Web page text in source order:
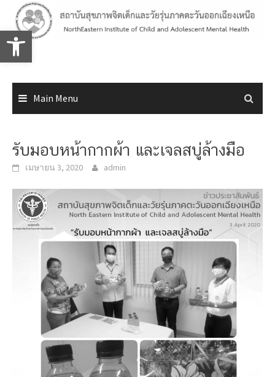
Open toolbar
content
Main Menu
รับมอบหน้ากากผ้า และเจลสบู่ล้างมือ
เมษายน 3, 2020 admin